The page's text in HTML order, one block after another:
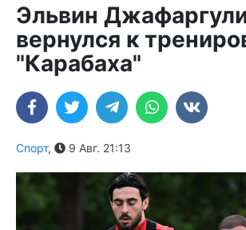
Эльвин
вернулся к
"Карабаха"
Спорт, 9 Авг. 21:13